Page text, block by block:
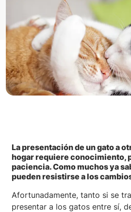
La presentación de un gato a
hogar requiere conocimiento,
paciencia. Como muchos ya
pueden resistirse a los
Afortunadamente, tanto si se
presentar a los gatos entre sí,